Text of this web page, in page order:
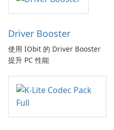
Driver Booster
使用 IObit 的 Driver Booster
提升 PC 性能